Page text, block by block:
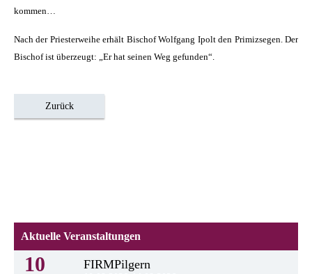
kommen…
Nach der Priesterweihe erhält Bischof Wolfgang Ipolt den Primizsegen. Der
Bischof ist überzeugt: „Er hat seinen Weg gefunden“.
Zurück
Aktuelle Veranstaltungen
10 FIRMPilgern